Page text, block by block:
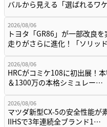
バルから見える「選ばれるワケ
2026/08/06
トヨタ「GR86」が一部改良
走りがさらに進化！「ソリッ
2026/08/06
HRCがコミケ108に初出展！
＆1300万の本格シミュレー…
2026/08/06
マツダ新型CX-5の安全性能が
IIHSで3年連続全ブランド1…